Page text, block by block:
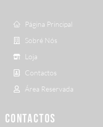
Página Principal
Sobré Nós
Loja
Contactos
Área Reservada
CONTACTOS